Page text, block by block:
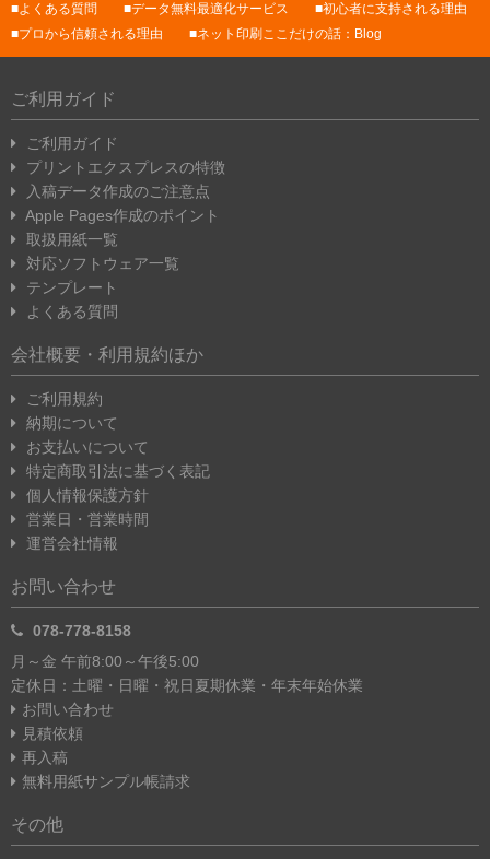
よくある質問 データ無料最適化サービス
初心者に支持される理由
プロから信頼される理由
ネット印刷ここだけの話：Blog
ご利用ガイド
ご利用ガイド
プリントエクスプレスの特徴
入稿データ作成のご注意点
Apple Pages作成のポイント
取扱用紙一覧
対応ソフトウェア一覧
テンプレート
よくある質問
会社概要・利用規約ほか
ご利用規約
納期について
お支払いについて
特定商取引法に基づく表記
個人情報保護方針
営業日・営業時間
運営会社情報
お問い合わせ
078-778-8158
月～金 午前8:00～午後5:00
定休日：土曜・日曜・祝日 夏期休業・年末年始休業
お問い合わせ
見積依頼
再入稿
無料用紙サンプル帳請求
その他